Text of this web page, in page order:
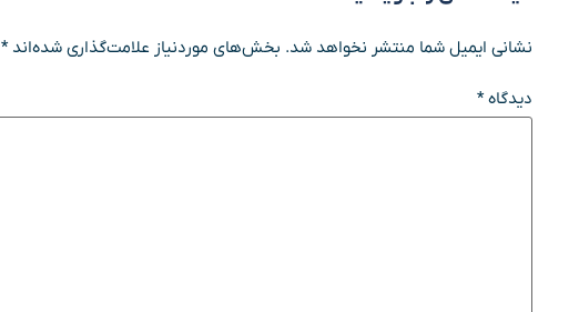
نشانی ایمیل شما منتشر نخواهد شد. بخش‌های موردنیاز علامت‌گذاری شده‌اند*
دیدگاه*